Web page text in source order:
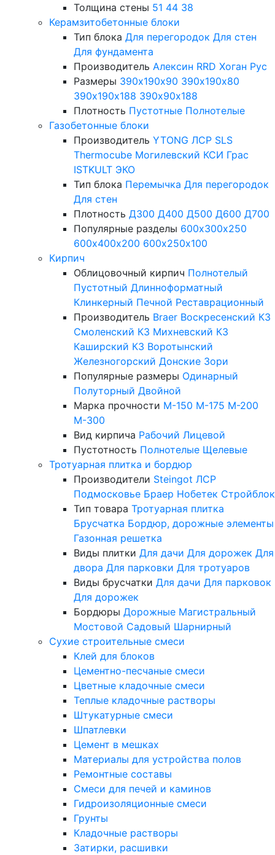
Толщина стены 51 44 38
Керамзитобетонные блоки
Тип блока Для перегородок Для стен
Для фундамента
Производитель Алексин RRD Хоган Рус
Размеры 390х190х90 390х190х80
390х190х188 390х90х188
Плотность Пустотные Полнотелые
Газобетонные блоки
Производитель YTONG ЛСР SLS
Thermocube Могилевский КСИ Грас
ISTKULT ЭКО
Тип блока Перемычка Для перегородок
Для стен
Плотность Д300 Д400 Д500 Д600 Д700
Популярные разделы 600х300х250
600х400х200 600х250х100
Кирпич
Облицовочный кирпич Полнотелый
Пустотный Длинноформатный
Клинкерный Печной Реставрационный
Производитель Braer Воскресенский КЗ
Смоленский КЗ Михневский КЗ
Каширский КЗ Воротынский
Железногорский Донские Зори
Популярные размеры Одинарный
Полуторный Двойной
Марка прочности М-150 М-175 М-200
М-300
Вид кирпича Рабочий Лицевой
Пустотность Полнотелые Щелевые
Тротуарная плитка и бордюр
Производители Steingot ЛСР
Подмосковье Браер Нобетек Стройблок
Тип товара Тротуарная плитка
Брусчатка Бордюр, дорожные элементы
Газонная решетка
Виды плитки Для дачи Для дорожек Для
двора Для парковки Для тротуаров
Виды брусчатки Для дачи Для парковок
Для дорожек
Бордюры Дорожные Магистральный
Мостовой Садовый Шарнирный
Сухие строительные смеси
Клей для блоков
Цементно-песчаные смеси
Цветные кладочные смеси
Теплые кладочные растворы
Штукатурные смеси
Шпатлевки
Цемент в мешках
Материалы для устройства полов
Ремонтные составы
Смеси для печей и каминов
Гидроизоляционные смеси
Грунты
Кладочные растворы
Затирки, расшивки